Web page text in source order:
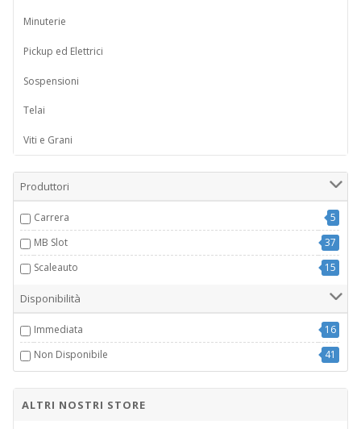
Minuterie
Pickup ed Elettrici
Sospensioni
Telai
Viti e Grani
Produttori
Carrera
5
MB Slot
37
Scaleauto
15
Disponibilità
Immediata
16
Non Disponibile
41
ALTRI NOSTRI STORE